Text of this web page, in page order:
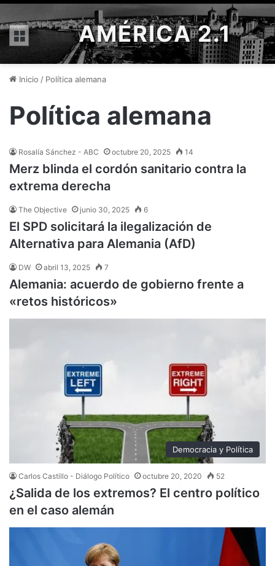
Menú AMÉRICA 2.1
Inicio / Política alemana
Política alemana
Rosalía Sánchez - ABC octubre 20, 2025 14
Merz blinda el cordón sanitario contra la
extrema derecha
The Objective junio 30, 2025 6
El SPD solicitará la ilegalización de
Alternativa para Alemania (AfD)
DW abril 13, 2025 7
Alemania: acuerdo de gobierno frente a
«retos históricos»
Democracia y Política
Carlos Castillo - Diálogo Político octubre 20, 2020 52
¿Salida de los extremos? El centro político
en el caso alemán